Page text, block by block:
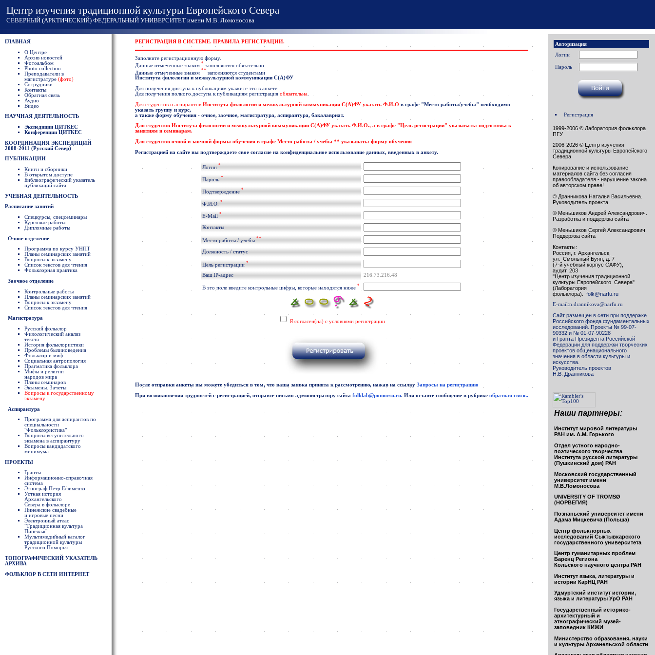
Центр изучения традиционной культуры Европейского Севера
СЕВЕРНЫЙ (АРКТИЧЕСКИЙ) ФЕДЕРАЛЬНЫЙ УНИВЕРСИТЕТ имени М.В. Ломоносова
ГЛАВНАЯ
О Центре
Архив новостей
Фотоальбом
Photo collection
Преподаватели в
магистратуре (фото)
Сотрудники
Контакты
Обратная связь
Аудио
Видео
НАУЧНАЯ ДЕЯТЕЛЬНОСТЬ
Экспедиции ЦИТКЕС
Конференции ЦИТКЕС
КООРДИНАЦИЯ ЭКСПЕДИЦИЙ
2008-2011 (Русский Север)
ПУБЛИКАЦИИ
Книги и сборники
В открытом доступе
Библиографический указатель
публикаций сайта
УЧЕБНАЯ ДЕЯТЕЛЬНОСТЬ
Расписание занятий
Спецкурсы, спецсеминары
Курсовые работы
Дипломные работы
Очное отделение
Программа по курсу УНПТ
Планы семинарских занятий
Вопросы к экзамену
Список текстов для чтения
Фольклорная практика
Заочное отделение
Контрольные работы
Планы семинарских занятий
Вопросы к экзамену
Список текстов для чтения
Магистратура
Русский фольклор
Филологический анализ
текста
История фольклористики
Проблемы былиноведения
Фольклор и миф
Социальная антропология
Прагматика фольклора
Мифы и религии
народов мира
Планы семинаров
Экзамены. Зачеты
Вопросы к государственному
экзамену
Аспирантура
Программа для аспирантов по
специальности
"Фольклористика"
Вопросы вступительного
экзамена в аспирантуру
Вопросы кандидатского
минимума
ПРОЕКТЫ
Гранты
Информационно-справочная
система
Этнограф Петр Ефименко
Устная история
Архангельского
Севера в фольклоре
Пинежские свадебные
и игровые песни
Электронный атлас
"Традиционная культура
Пинежья"
Мультимедийный каталог
традиционной культуры
Русского Поморья
ТОПОГРАФИЧЕСКИЙ УКАЗАТЕЛЬ
АРХИВА
ФОЛЬКЛОР В СЕТИ ИНТЕРНЕТ
РЕГИСТРАЦИЯ В СИСТЕМЕ. ПРАВИЛА РЕГИСТРАЦИИ.
Заполните регистрационную форму.
Данные отмеченные знаком * заполняются обязательно.
Данные отмеченные знаком ** заполняются студентами
Института филологии и межкультурной коммуникации С(А)ФУ
Для получения доступа к публикациям укажите это в анкете.
Для получения полного доступа к публикациям регистрация обязательна
Для студентов и аспирантов Института филологии и межкультурной коммуникации С(А)ФУ указать Ф.И.О в графе "Место работы/учебы" необходимо
указать группу и курс,
а также форму обучения - очное, заочное, магистратура, аспирантура, бакалавриат.
Для студентов Института филологии и межкультурной коммуникации С(А)ФУ указать Ф.И.О., а в графе "Цель регистрации" указывать: подготовка к
занятиям и семинарам.
Для студентов очной и заочной формы обучения в графе Место работы / учебы ** указывать: форму обучения
Регистрацией на сайте вы подтверждаете свое согласие на конфиденциальное использование данных, введенных в анкету.
Логин *
Пароль *
Подтверждение *
Ф.И.О. *
E-Mail *
Контакты
Место работы / учебы **
Должность / статус
Цель регистрации *
Ваш IP-адрес 216.73.216.48
В это поле введите контрольные цифры, которые находятся ниже *
Я согласен(на) с условиями регистрации
После отправки анкеты вы можете убедиться в том, что ваша заявка принята к рассмотрению, нажав на ссылку Запросы на регистрацию
При возникновении трудностей с регистрацией, отправте письмо администратору сайта folklab@pomorsu.ru. Или оставте сообщение в рубрике обратная связь.
Авторизация
Логин
Пароль
Регистрация
1999-2006 © Лаборатория фольклора
ПГУ
2006-2026 © Центр изучения
традиционной культуры Европейского
Севера
Копирование и использование
материалов сайта без согласия
правообладателя - нарушение закона
об авторском праве!
© Дранникова Наталья Васильевна.
Руководитель проекта
© Меньшиков Андрей Александрович.
Разработка и поддержка сайта
© Меньшиков Сергей Александрович.
Поддержка сайта
Контакты:
Россия, г. Архангельск,
ул. Смольный Буян, д. 7
(7-й учебный корпус САФУ),
аудит. 203
"Центр изучения традиционной
культуры Европейского Севера"
(Лаборатория
фольклора).
folk@narfu.ru
E-mail:n.drannikova@narfu.ru
Сайт размещен в сети при поддержке
Российского фонда фундаментальных
исследований. Проекты № 99-07-
90332 и № 01-07-90228
и Гранта Президента Российской
Федерации для поддержки творческих
проектов общенационального
значения в области культуры и
искусства.
Руководитель проектов
Н.В. Дранникова
Наши партнеры:
Институт мировой литературы
РАН им. А.М. Горького
Отдел устного народно-
поэтического творчества
Института русской литературы
(Пушкинский дом) РАН
Московский государственный
университет имени
М.В.Ломоносова
UNIVERSITY OF TROMSØ
(НОРВЕГИЯ)
Познаньский университет имени
Адама Мицкевича (Польша)
Центр фольклорных
исследований Сыктывкарского
государственного университета
Центр гуманитарных проблем
Баренц Региона
Кольского научного центра РАН
Институт языка, литературы и
истории КарНЦ РАН
Удмуртский институт истории,
языка и литературы УрО РАН
Государственный историко-
архитектурный и
этнографический музей-
заповедник КИЖИ
Министерство образования, науки
и культуры Арханельской области